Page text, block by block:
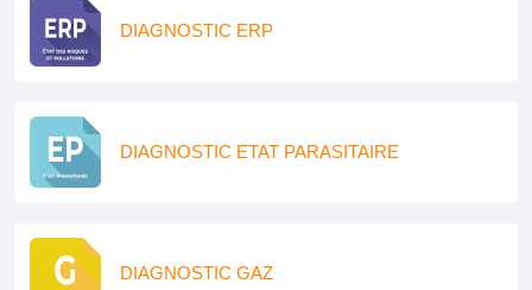
DIAGNOSTIC ERP
DIAGNOSTIC ETAT PARASITAIRE
DIAGNOSTIC GAZ